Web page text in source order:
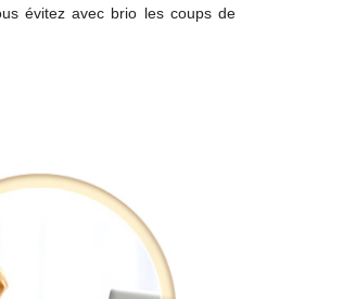
évitez avec brio les coups de